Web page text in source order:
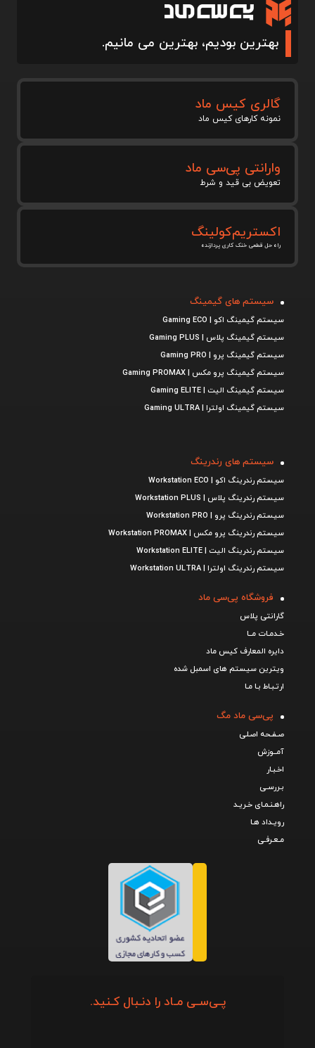
بهترین بودیم، بهترین می مانیم.
گالری کیس ماد
نمونه کارهای کیس ماد
وارانتی پی‌سی ماد
تعویض بی قید و شرط
اکستریم‌کولینگ
راه حل قطعی خنک کاری پردازنده
سیستم های گیمینگ
سیستم گیمینگ اکو | Gaming ECO
سیستم گیمینگ پلاس | Gaming PLUS
سیستم گیمینگ پرو | Gaming PRO
سیستم گیمینگ پرو مکس | Gaming PROMAX
سیستم گیمینگ الیت | Gaming ELITE
سیستم گیمینگ اولترا | Gaming ULTRA
سیستم های رندرینگ
سیستم رندرینگ اکو | Workstation ECO
سیستم رندرینگ پلاس | Workstation PLUS
سیستم رندرینگ پرو | Workstation PRO
سیستم رندرینگ پرو مکس | Workstation PROMAX
سیستم رندرینگ الیت | Workstation ELITE
سیستم رندرینگ اولترا | Workstation ULTRA
فروشگاه پی‌سی ماد
گارانتی پلاس
خـدمـات مــا
دایره المعارف کیس ماد
ویترین سیستم های اسمبل شده
ارتـبـاط بـا مـا
پی‌سی ماد مگ
صـفـحه اصـلی
آمــوزش
اخـبـار
بـررسـی
راهـنـمـای خـریـد
رویـداد هـا
مـعـرفـی
پـی‌سـی مـاد را دنـبال کـنید.